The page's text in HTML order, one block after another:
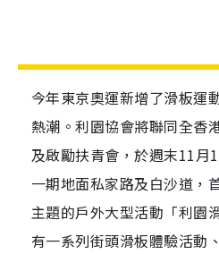
今年東京奧運新增了滑板運
熱潮。利園協會將聯同全香
及啟勵扶青會，於週末11月
一期地面私家路及白沙道，
主題的戶外大型活動「利園
有一系列街頭滑板體驗活動